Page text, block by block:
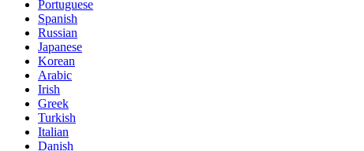
Portuguese
Spanish
Russian
Japanese
Korean
Arabic
Irish
Greek
Turkish
Italian
Danish